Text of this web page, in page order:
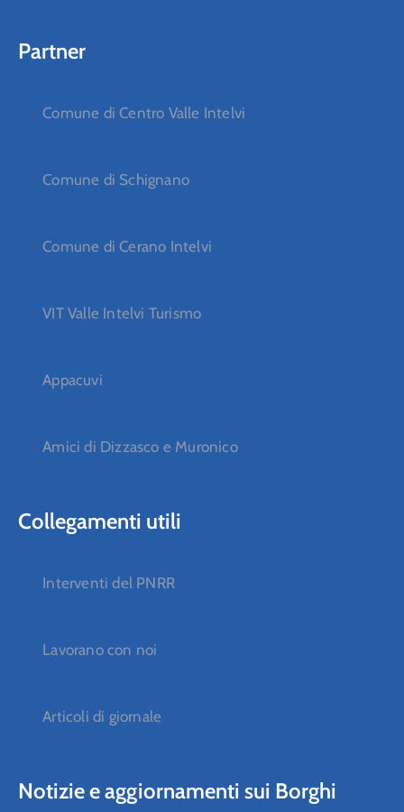
Partner
Comune di Centro Valle Intelvi
Comune di Schignano
Comune di Cerano Intelvi
VIT Valle Intelvi Turismo
Appacuvi
Amici di Dizzasco e Muronico
Collegamenti utili
Interventi del PNRR
Lavorano con noi
Articoli di giornale
Notizie e aggiornamenti sui Borghi